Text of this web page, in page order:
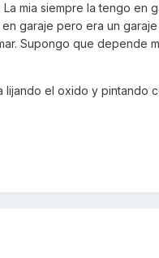
mia siempre la tengo en
garaje pero era un
Supongo que depende
el oxido y pintando